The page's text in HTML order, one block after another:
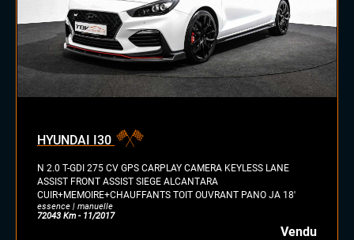
HYUNDAI I30
N 2.0 T-GDI 275 CV GPS CARPLAY CAMERA KEYLESS LANE
ASSIST FRONT ASSIST SIEGE ALCANTARA
CUIR+MEMOIRE+CHAUFFANTS TOIT OUVRANT PANO JA 18'
essence | manuelle
72043 Km - 11/2017
Vendu